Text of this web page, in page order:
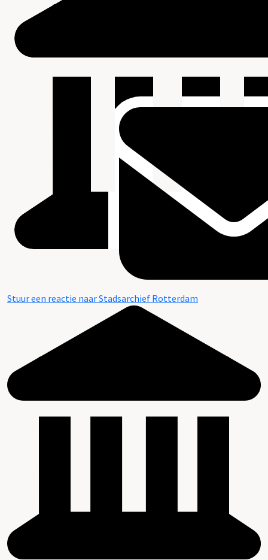
Stuur een reactie naar Stadsarchief Rotterdam